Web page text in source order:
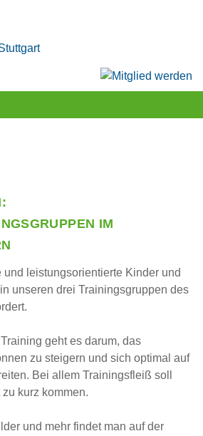
IM
und leistungsorientierte Kinder und
unseren drei Trainingsgruppen des
geht es darum, das
zu steigern und sich optimal auf
Bei allem Trainingsfleiß soll
kurz kommen.
und mehr findet man auf der